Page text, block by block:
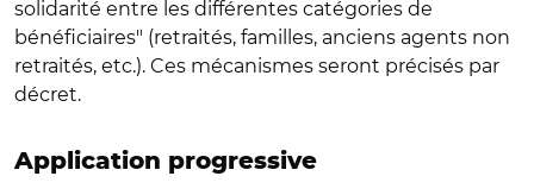
solidarité entre les différentes catégories de
bénéficiaires" (retraités, familles, anciens agents non
retraités, etc.). Ces mécanismes seront précisés par
décret.
Application progressive